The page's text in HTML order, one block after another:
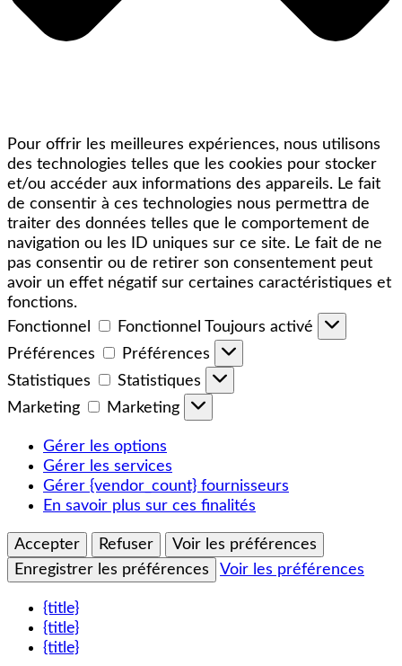
Pour offrir les meilleures expériences, nous utilisons
des technologies telles que les cookies pour stocker
et/ou accéder aux informations des appareils. Le fait
de consentir à ces technologies nous permettra de
traiter des données telles que le comportement de
navigation ou les ID uniques sur ce site. Le fait de ne
pas consentir ou de retirer son consentement peut
avoir un effet négatif sur certaines caractéristiques et
fonctions.
Fonctionnel
Fonctionnel Toujours activé
Préférences
Préférences
Statistiques
Statistiques
Marketing
Marketing
Gérer les options
Gérer les services
Gérer {vendor_count} fournisseurs
En savoir plus sur ces finalités
Accepter Refuser
Voir les préférences
Enregistrer les préférences
Voir les préférences
{title}
{title}
{title}